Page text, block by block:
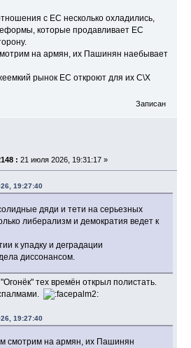
с ЕС несколько охладились,
которые продавливает ЕС
на армян, их Пашинян наебывает
рынок ЕС откроют для их С\Х
Записан
: 21 июля 2026, 19:31:17 »
19:27:40
дяди и тети на серьезных
либерализм и демократия ведет к
к упадку и деградации
диссонансом.
тех времён открыл полистать.
19:27:40
смотрим на армян, их Пашинян